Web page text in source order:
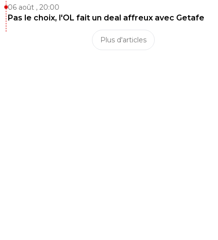
06 août , 20:00
Pas le choix, l'OL fait un deal affreux avec Getafe
Plus d'articles